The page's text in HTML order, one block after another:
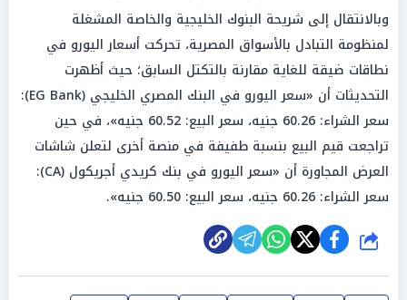
وبالانتقال إلى شريحة البنوك الخليجية والخاصة المشغلة
لمنظومة التبادل بالأسواق المصرية، تحركت أسعار اليورو في
نطاقات ضيقة للغاية مقارنة بالتكتل السابق؛ حيث أظهرت
التحديثات أن «سعر اليورو في البنك المصري الخليجي (EG Bank):
سعر الشراء: 60.26 جنيه، سعر البيع: 60.52 جنيه»، في حين
تراجعت قيم البيع بنسبة طفيفة في منصة أخرى لتعلن شاشات
العرض المجاورة أن «سعر اليورو في بنك كريدي أجريكول (CA):
سعر الشراء: 60.26 جنيه، سعر البيع: 60.50 جنيه».
شارك